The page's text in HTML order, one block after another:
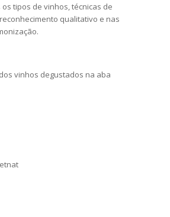
tipos de vinhos, técnicas de
qualitativo e nas
vinhos degustados na aba